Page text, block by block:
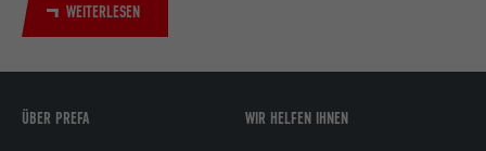
WEITERLESEN
ÜBER PREFA WIR HELFEN IHNEN
Name
Laufzeit